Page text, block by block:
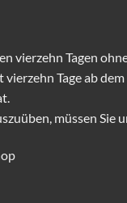
vierzehn Tagen
Tage ab
müssen Sie